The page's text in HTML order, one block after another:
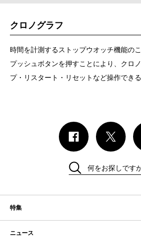
クロノグラフ
時間を計測するストップウオッチ機能の
プッシュボタンを押すことにより、クロ
プ・リスタート・リセットなど操作でき
特集
ニュース
何をお探しです